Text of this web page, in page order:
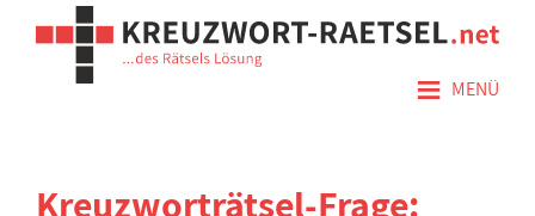
≡ MENÜ
Kreuzworträtsel-Frage: